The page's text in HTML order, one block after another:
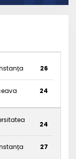
26
24
24
27